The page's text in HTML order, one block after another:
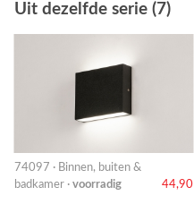
Uit dezelfde serie (7)
74097 · Binnen, buiten &
badkamer · voorradig 44,90